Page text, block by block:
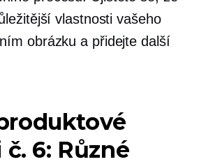
vlastnosti vašeho
obrázku a přidejte další
6: Různé